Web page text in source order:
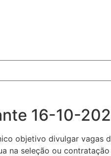
16-10-
objetivo divulgar
na seleção ou